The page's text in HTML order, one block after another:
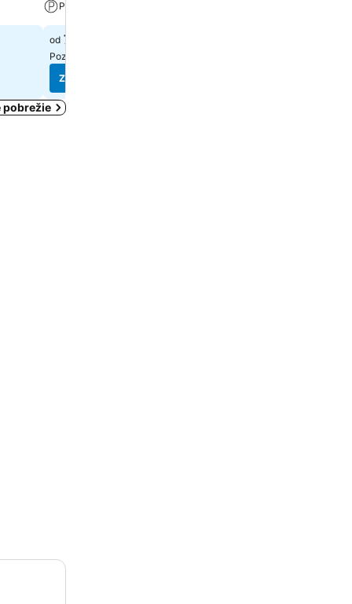
Parkovanie
od 72 €
Pozrieť ceny z(o)
Zobraziť ceny
pobrežie